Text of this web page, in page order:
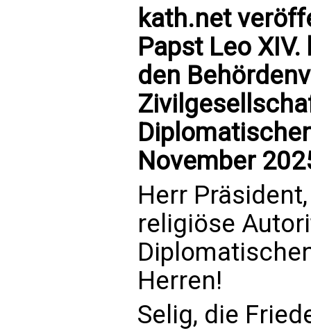
kath.net
Papst Leo
den
November
Herr
religiöse
Herren!
Selig, die